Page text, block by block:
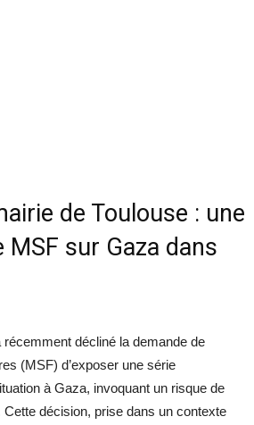
de Toulouse : une
MSF sur Gaza dans
récemment décliné la demande de
(MSF) d’exposer une série
à Gaza, invoquant un risque de
Cette décision, prise dans un contexte